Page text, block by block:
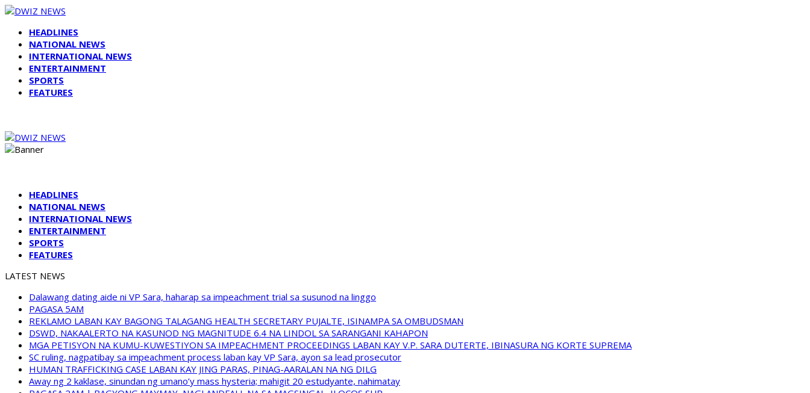
HEADLINES
NATIONAL NEWS
INTERNATIONAL NEWS
ENTERTAINMENT
SPORTS
FEATURES
HEADLINES
NATIONAL NEWS
INTERNATIONAL NEWS
ENTERTAINMENT
SPORTS
FEATURES
LATEST NEWS
Dalawang dating aide ni VP Sara, haharap sa impeachment trial sa susunod na linggo
PAGASA 5AM
REKLAMO LABAN KAY BAGONG TALAGANG HEALTH SECRETARY PUJALTE, ISINAMPA SA OMBUDSMAN
DSWD, NAKAALERTO NA KASUNOD NG MAGNITUDE 6.4 NA LINDOL SA SARANGANI KAHAPON
MGA PETISYON NA KUMU-KUWESTIYON SA IMPEACHMENT PROCEEDINGS LABAN KAY V.P. SARA DUTERTE, IBINASURA NG KORTE SUPREMA
SC ruling, nagpatibay sa impeachment process laban kay VP Sara, ayon sa lead prosecutor
HUMAN TRAFFICKING CASE LABAN KAY JING PARAS, PINAG-AARALAN NA NG DILG
Away ng 2 kaklase, sinundan ng umano’y mass hysteria; mahigit 20 estudyante, nahimatay